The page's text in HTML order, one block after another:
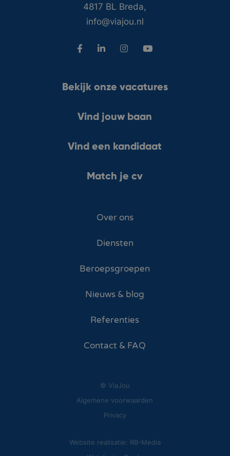
4817 BL Breda,
info@viajou.nl
Bekijk onze vacatures
Vind jouw baan
Vind een kandidaat
Match je cv
Over ons
Diensten
Beroepsgroepen
Nieuws & blog
Referenties
Contact & FAQ
© ViaJou
Algemene voorwaarden
Privacy
Website realisatie: RB-Media